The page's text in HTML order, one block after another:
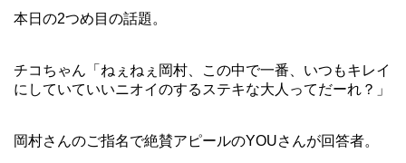
本日の2つめ目の話題。
チコちゃん「ねぇねぇ岡村、この中で一番、いつもキレイ
にしていていいニオイのするステキな大人ってだーれ？」
岡村さんのご指名で絶賛アピールのYOUさんが回答者。